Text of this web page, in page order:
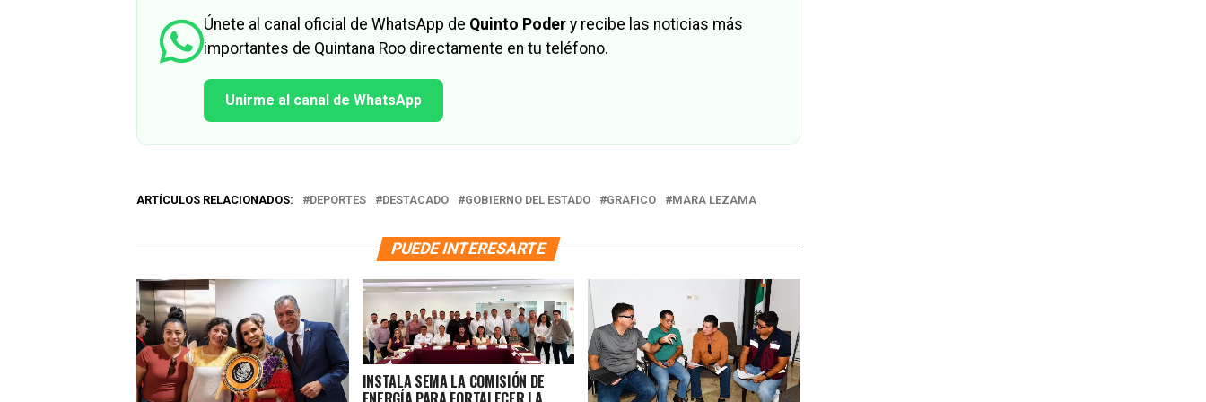
Únete al canal oficial de WhatsApp de Quinto Poder y recibe las noticias más
importantes de Quintana Roo directamente en tu teléfono.
Unirme al canal de WhatsApp
ARTÍCULOS RELACIONADOS: DEPORTES DESTACADO GOBIERNO DEL ESTADO GRAFICO MARA LEZAMA
PUEDE INTERESARTE
INSTALA SEMA LA COMISIÓN DE